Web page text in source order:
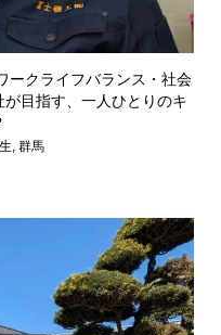
ークライフバランス・社会
目指す、一人ひとりのキ
, 群馬